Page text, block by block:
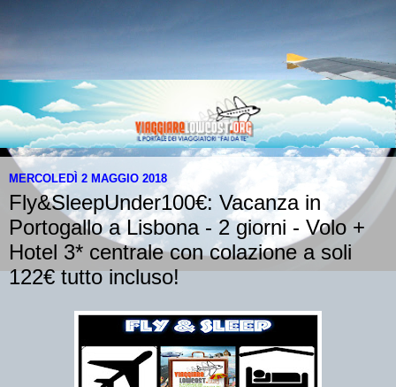
MERCOLEDÌ 2 MAGGIO 2018
Fly&SleepUnder100€: Vacanza in
Portogallo a Lisbona - 2 giorni - Volo +
Hotel 3* centrale con colazione a soli
122€ tutto incluso!